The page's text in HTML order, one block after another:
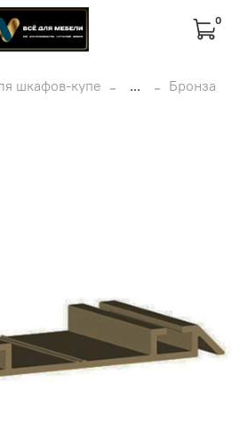
0
для шкафов-купе ... Бронза